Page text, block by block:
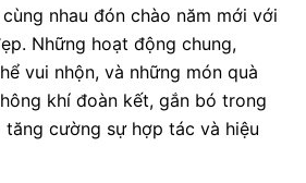
nhau đón chào năm mới với
Những hoạt động chung,
vui nhộn, và những món quà
khí đoàn kết, gắn bó trong
cường sự hợp tác và hiệu